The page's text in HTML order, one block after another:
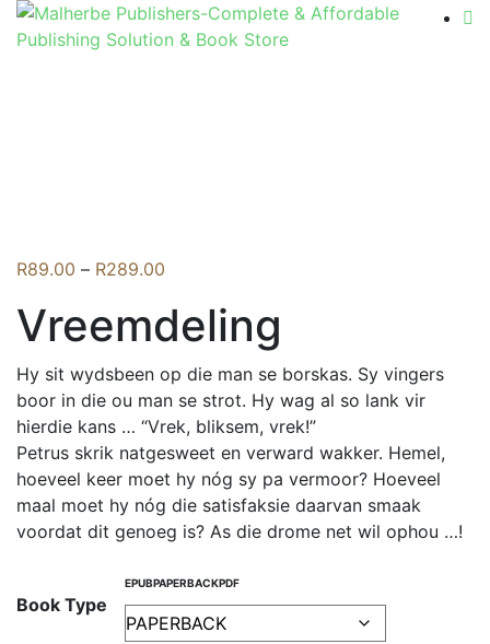
R89.00 – R289.00
R89.00
through
R289.00
Vreemdeling
Hy sit wydsbeen op die man se borskas. Sy vingers
boor in die ou man se strot. Hy wag al so lank vir
hierdie kans … “Vrek, bliksem, vrek!”
Petrus skrik natgesweet en verward wakker. Hemel,
hoeveel keer moet hy nóg sy pa vermoor? Hoeveel
maal moet hy nóg die satisfaksie daarvan smaak
voordat dit genoeg is? As die drome net wil ophou …!
Book Type
EPUBPAPERBACKPDF